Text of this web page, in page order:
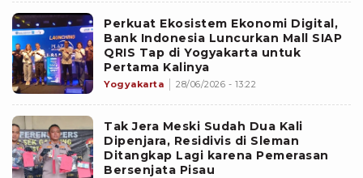
Perkuat Ekosistem Ekonomi Digital,
Bank Indonesia Luncurkan Mall SIAP
QRIS Tap di Yogyakarta untuk
Pertama Kalinya
Yogyakarta 28/06/2026 - 13:22
Tak Jera Meski Sudah Dua Kali
Dipenjara, Residivis di Sleman
Ditangkap Lagi karena Pemerasan
Bersenjata Pisau